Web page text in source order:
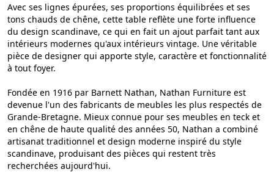
Avec ses lignes épurées, ses proportions équilibrées et ses
tons chauds de chêne, cette table reflète une forte influence
du design scandinave, ce qui en fait un ajout parfait tant aux
intérieurs modernes qu'aux intérieurs vintage. Une véritable
pièce de designer qui apporte style, caractère et fonctionnalité
à tout foyer.
Fondée en 1916 par Barnett Nathan, Nathan Furniture est
devenue l'un des fabricants de meubles les plus respectés de
Grande-Bretagne. Mieux connue pour ses meubles en teck et
en chêne de haute qualité des années 50, Nathan a combiné
artisanat traditionnel et design moderne inspiré du style
scandinave, produisant des pièces qui restent très
recherchées aujourd'hui.